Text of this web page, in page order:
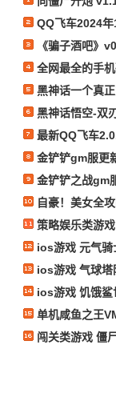
QQ飞车2024
《骗子酒吧》
全网最全的手
黑神话一个真
金铲铲gm服更
金铲铲之战gm
自豪！美女全
策略娱乐类游
ios游戏 元气骑
ios游戏 气球塔
ios游戏 饥饿鲨
单机咸鱼之王
闯关类游戏 僵